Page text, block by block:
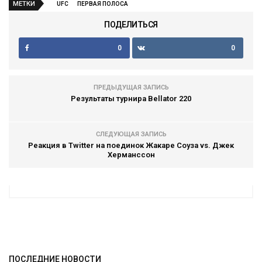
МЕТКИ UFC ПЕРВАЯ ПОЛОСА
ПОДЕЛИТЬСЯ
0 0
ПРЕДЫДУЩАЯ ЗАПИСЬ
Результаты турнира Bellator 220
СЛЕДУЮЩАЯ ЗАПИСЬ
Реакция в Twitter на поединок Жакаре Соуза vs. Джек
Херманссон
ПОСЛЕДНИЕ НОВОСТИ